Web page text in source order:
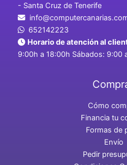
- Santa Cruz de Tenerife
652142223
Horario de atención al
9:00h a 18:00h Sábados: 9:00
Cómo
Financia tu
Formas de
Envío
Pedir